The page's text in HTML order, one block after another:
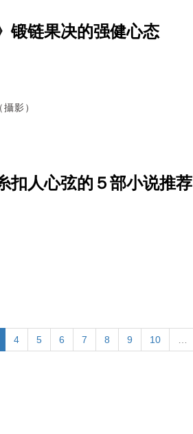
锻链果决的强健心态
影）
扣人心弦的５部小说推荐
4 5 6 7 8 9 10 …